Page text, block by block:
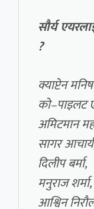
सौर्य
?
क्याप्टेन
अमिटमान
सागर
दिलीप बर्मा,
मनुराज शर्मा,
आश्विन